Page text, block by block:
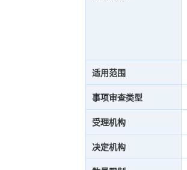
适用范围
事项审查类型
受理机构
决定机构